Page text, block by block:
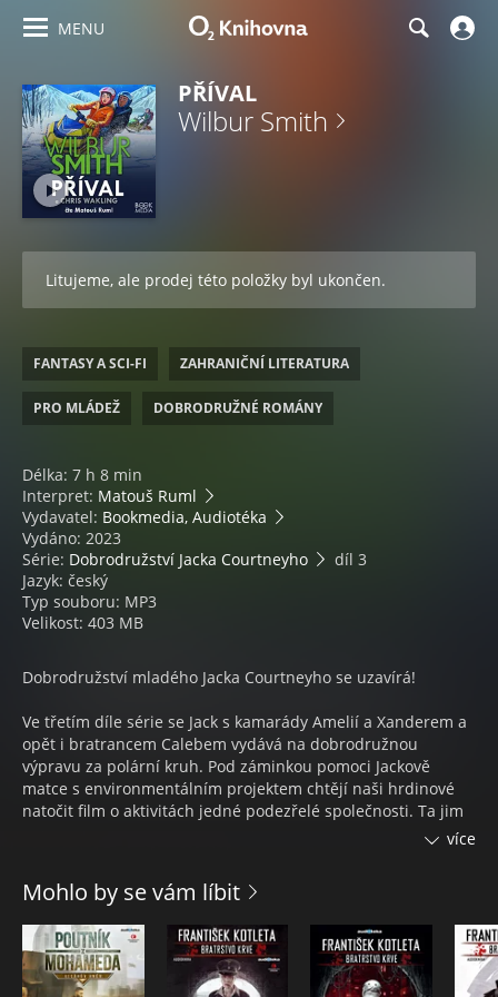
MENU
PŘÍVAL
Wilbur Smith
Litujeme, ale prodej této položky byl ukončen.
FANTASY A SCI-FI ZAHRANIČNÍ LITERATURA
PRO MLÁDEŽ DOBRODRUŽNÉ ROMÁNY
Délka: 7 h 8 min
Interpret: Matouš Ruml
Vydavatel: Bookmedia, Audiotéka
Vydáno: 2023
Série: Dobrodružství Jacka Courtneyho
díl 3
Jazyk: český
Typ souboru: MP3
Velikost: 403 MB
Dobrodružství mladého Jacka Courtneyho se uzavírá!
Ve třetím díle série se Jack s kamarády Amelií a Xanderem a
opět i bratrancem Calebem vydává na dobrodružnou
výpravu za polární kruh. Pod záminkou pomoci Jackově
matce s environmentálním projektem chtějí naši hrdinové
natočit film o aktivitách jedné podezřelé společnosti. Ta jim
celou expedici ale zároveň financuje. Opravdu jí na srdci leží
psím spřežením, rybaří pod ledem, řídí sněžné skútry a spí
ve vlastnoručně postaveném iglú, začínají je postihovat
různé nehody včetně Calebova zápasu se smečkou vlků. A
mohou vlastně důvěřovat Jonnymu Armfieldovi, který celý
výlet zorganizoval?
více
Mohlo by se vám líbit